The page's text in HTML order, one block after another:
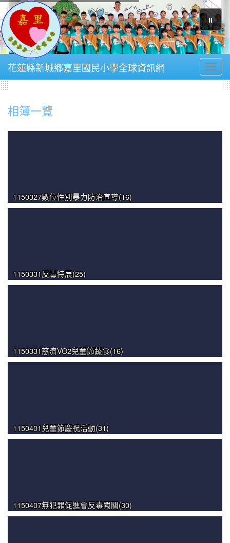
⏸
花蓮縣新城鄉嘉里國民小學全球資訊網
相簿一覽
1150327數位性別暴力防治宣導(16)
1150331反毒特展(25)
1150331慈濟VO2兒童節蔬食(16)
1150401兒童節慶祝活動(31)
1150407無犯罪促進會反毒闖關(30)